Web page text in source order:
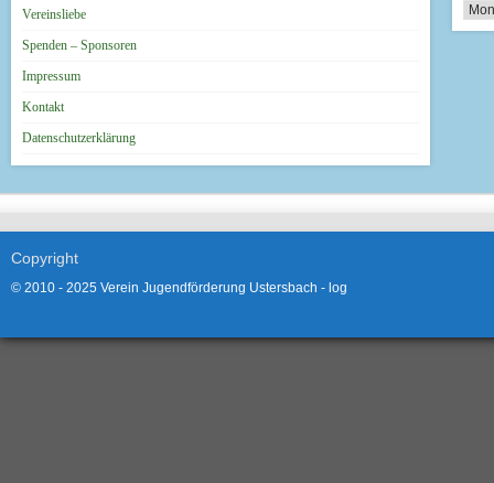
Vereinsliebe
Spenden – Sponsoren
Impressum
Kontakt
Datenschutzerklärung
Copyright
© 2010 - 2025 Verein Jugendförderung Ustersbach - log